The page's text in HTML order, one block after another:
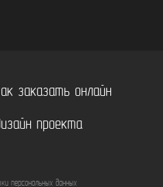
заказать онлайн
проекта
персональных данных